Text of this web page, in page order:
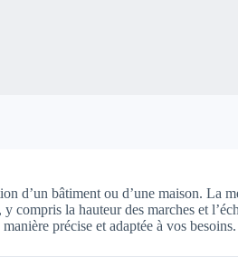
d’un bâtiment ou d’une maison. La
compris la hauteur des marches et
précise et adaptée à vos besoins.